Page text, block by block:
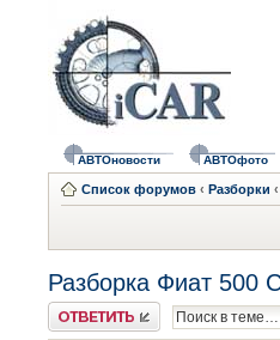
АВТОновости АВТОфото
Список форумов ‹ Разборки ‹
Разборка Фиат 500
Ответить